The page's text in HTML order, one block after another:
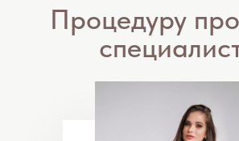
Науменко Мария
Юрьевна
дерматовенеролог